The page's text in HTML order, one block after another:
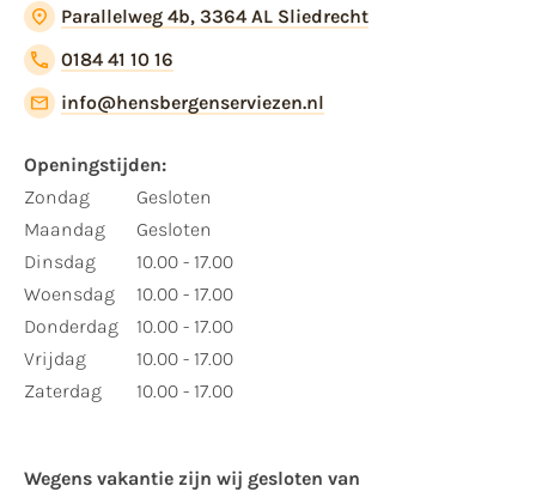
Parallelweg 4b, 3364 AL Sliedrecht
0184 41 10 16
info@hensbergenserviezen.nl
Openingstijden:
Zondag
Maandag
Dinsdag
Woensdag
Donderdag
Vrijdag
Zaterdag
Gesloten
Gesloten
10.00 - 17.00
10.00 - 17.00
10.00 - 17.00
10.00 - 17.00
10.00 - 17.00
Wegens vakantie zijn wij gesloten van ​